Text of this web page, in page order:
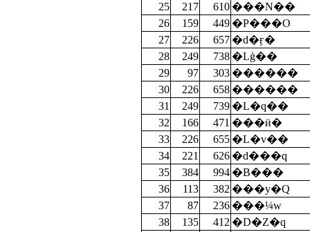
25
217 610 ���N��
26
159 449 �P���O
27
226 657 �d�ӻ�
28
249 738 �Lģ��
29
97 303 ������
30
226 658 ������
31
249 739 �L�q��
32
166 471 ���ӥ�
33
226 655 �L�v��
34
221 626 �d���q
35
384 994 �B���
36
113 382 ���y�Q
37
87 236 ���¼w
38
135 412 �D�Z�q